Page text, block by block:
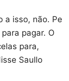
a isso, não. Pe
pagar. O
para,
Saullo